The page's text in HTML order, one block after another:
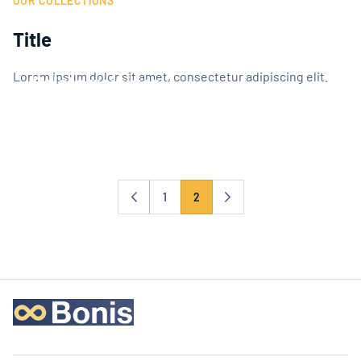
Title
Lorem ipsum dolor sit amet, consectetur adipiscing elit.
Polsterreiniger
1 2